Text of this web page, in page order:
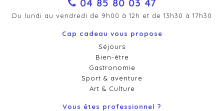
04 85 80 03 47
Du lundi au vendredi de 9h00 à 12h et de 13h30 à 17h30
Cap cadeau vous propose
Séjours
Bien-être
Gastronomie
Sport & aventure
Art & Culture
Vous êtes professionnel ?